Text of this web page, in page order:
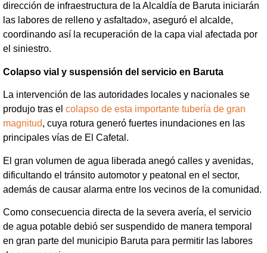
dirección de infraestructura de la Alcaldía de Baruta iniciarán
las labores de relleno y asfaltado», aseguró el alcalde,
coordinando así la recuperación de la capa vial afectada por
el siniestro.
Colapso vial y suspensión del servicio en Baruta
La intervención de las autoridades locales y nacionales se
produjo tras el colapso de esta importante tubería de gran
magnitud, cuya rotura generó fuertes inundaciones en las
principales vías de El Cafetal.
El gran volumen de agua liberada anegó calles y avenidas,
dificultando el tránsito automotor y peatonal en el sector,
además de causar alarma entre los vecinos de la comunidad.
Como consecuencia directa de la severa avería, el servicio
de agua potable debió ser suspendido de manera temporal
en gran parte del municipio Baruta para permitir las labores